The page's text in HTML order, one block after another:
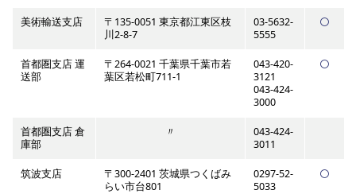
美術輸送支店
〒135-0051 東京都江東区枝
川2-8-7
03-5632-
5555
首都圏支店 運
送部
〒264-0021 千葉県千葉市若
葉区若松町711-1
043-420-
3121
043-424-
3000
首都圏支店 倉
庫部
〃
043-424-
3011
筑波支店
〒300-2401 茨城県つくばみ
らい市台801
0297-52-
5033